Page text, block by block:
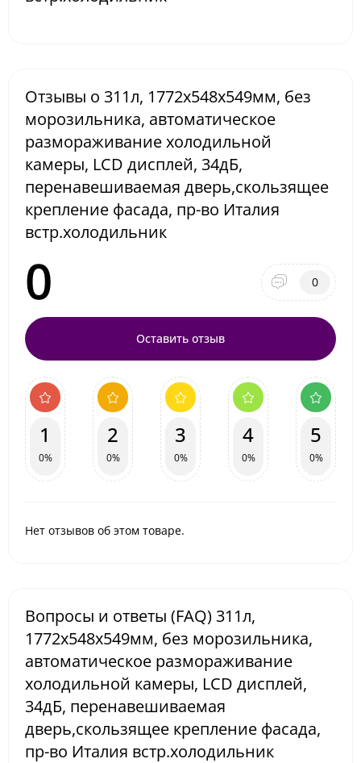
Отзывы о 311л, 1772x548x549мм, без
морозильника, автоматическое
размораживание холодильной
камеры, LCD дисплей, 34дБ,
перенавешиваемая дверь,скользящее
крепление фасада, пр-во Италия
встр.холодильник
0 0
Оставить отзыв
1
0%
2
0%
3
0%
4
0%
5
0%
Нет отзывов об этом товаре.
Вопросы и ответы (FAQ) 311л,
1772x548x549мм, без морозильника,
автоматическое размораживание
холодильной камеры, LCD дисплей,
34дБ, перенавешиваемая
дверь,скользящее крепление фасада,
пр-во Италия встр.холодильник